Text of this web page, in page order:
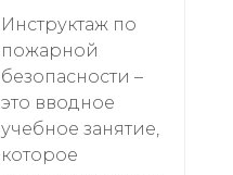
Инструктаж по
пожарной
безопасности –
это вводное
учебное занятие,
которое